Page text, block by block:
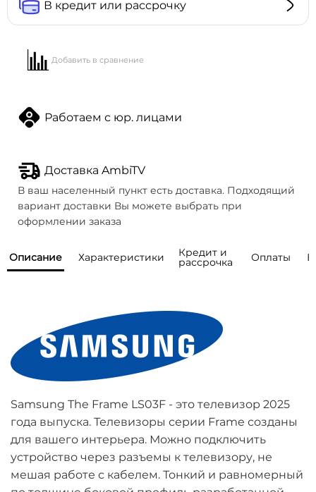
В кредит или рассрочку
Добавить в сравнение
Работаем с юр. лицами
Доставка AmbiTV
В ваш населенный пункт есть доставка. Подходящий
вариант доставки Вы можете выбрать при
оформлении заказа
Описание Характеристики Кредит и
рассрочка Оплаты
Samsung The Frame LS03F - это телевизор 2025
года выпуска. Телевизоры серии Frame созданы
для вашего интерьера. Можно подключить
устройство через разъемы к телевизору, не
мешая работе с кабелем. Тонкий и равномерный
Общая информация
Бренд
Samsung
Серия
LS03F
Тип матрицы
QLED
Страна
производства
Словакия/Венгрия
Мы предоставляем возможность
покупки товаров
в кредит или рассрочку от
банков-партнеров
Кредит
Оплатить товар наличными можно курьеру,
при получении.
Данный вид оплаты доступен только для
Санкт-Петербурга, Ленинградской области,
Москвы, Московской области.
Как правильно выбрать телевизор? Не
понимаю, какая диагональ и технология мне
подойдёт. Моделей слишком много.
Есть ли шоурум, где можно посмотреть
Говорят, что OLED выгорают. Это правда?
Есть ли гарантия?